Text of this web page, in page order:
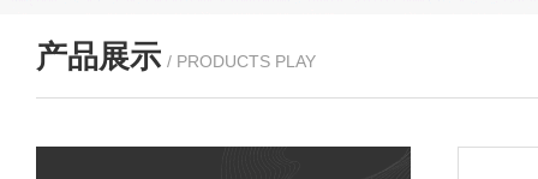
产品展示 / PRODUCTS PLAY